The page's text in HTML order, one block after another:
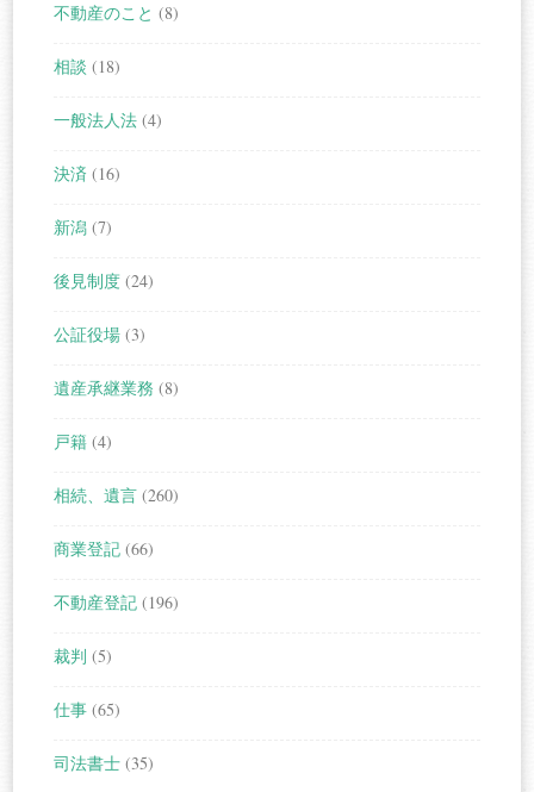
不動産のこと (8)
相談 (18)
一般法人法 (4)
決済 (16)
新潟 (7)
後見制度 (24)
公証役場 (3)
遺産承継業務 (8)
戸籍 (4)
相続、遺言 (260)
商業登記 (66)
不動産登記 (196)
裁判 (5)
仕事 (65)
司法書士 (35)